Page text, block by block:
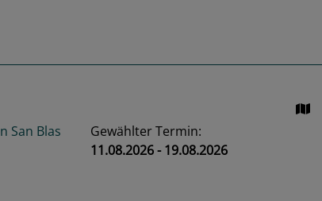
Gewählter Termin:
11.08.2026 - 19.08.2026